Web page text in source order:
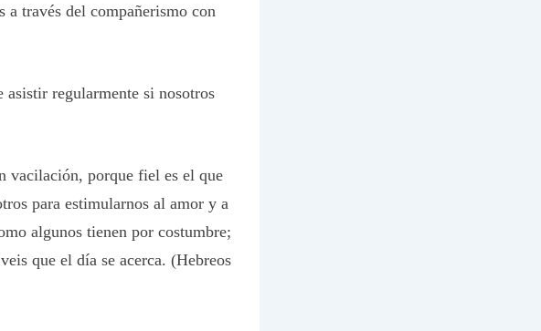
través del compañerismo con
asistir regularmente si nosotros
vacilación, porque fiel es el que
para estimularnos al amor y a
algunos tienen por costumbre;
que el día se acerca. (Hebreos